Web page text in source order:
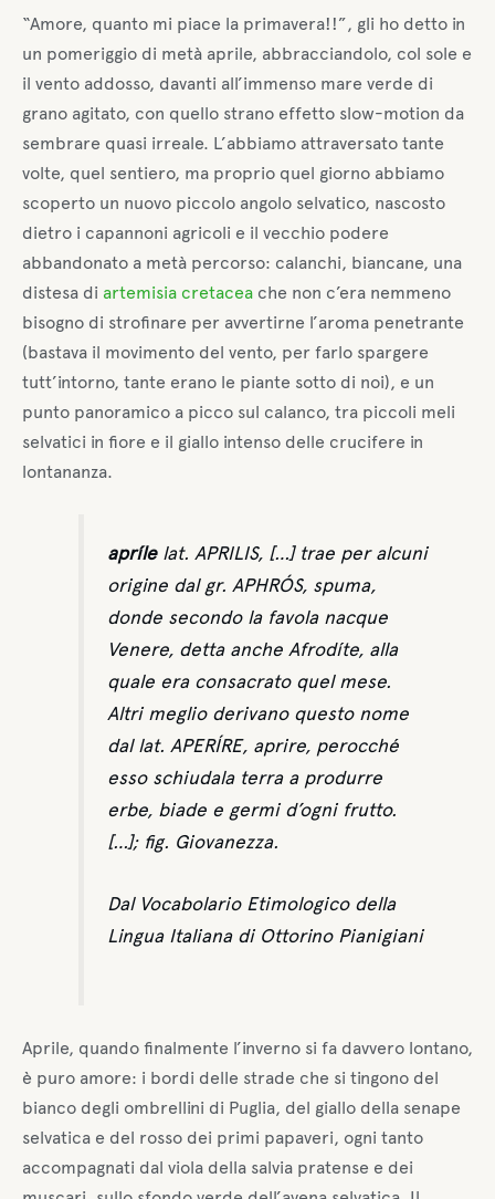
“Amore, quanto mi piace la primavera!!”, gli ho detto in
un pomeriggio di metà aprile, abbracciandolo, col sole e
il vento addosso, davanti all’immenso mare verde di
grano agitato, con quello strano effetto slow-motion da
sembrare quasi irreale. L’abbiamo attraversato tante
volte, quel sentiero, ma proprio quel giorno abbiamo
scoperto un nuovo piccolo angolo selvatico, nascosto
dietro i capannoni agricoli e il vecchio podere
abbandonato a metà percorso: calanchi, biancane, una
distesa di artemisia cretacea che non c’era nemmeno
bisogno di strofinare per avvertirne l’aroma penetrante
(bastava il movimento del vento, per farlo spargere
tutt’intorno, tante erano le piante sotto di noi), e un
punto panoramico a picco sul calanco, tra piccoli meli
selvatici in fiore e il giallo intenso delle crucifere in
lontananza.
aprílelat. APRILIS, […] trae per alcuni
origine dalgr. APHRÓS, spuma,
donde secondo la favola nacque
Venere, detta anche Afrodíte, alla
quale era consacrato quel mese.
Altri meglio derivano questo nome
dal lat. APERÍRE, aprire, perocché
esso schiudala terra a produrre
erbe, biade e germi d’ogni frutto.
[…]; fig. Giovanezza.
Dal Vocabolario Etimologico della
Lingua Italiana di Ottorino Pianigiani
Aprile, quando finalmente l’inverno si fa davvero lontano,
è puro amore: i bordi delle strade che si tingono del
bianco degli ombrellini di Puglia, del giallo della senape
selvatica e del rosso dei primi papaveri, ogni tanto
accompagnati dal viola della salvia pratense e dei